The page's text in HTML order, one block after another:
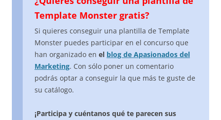
Template Monster gratis?
Si quieres conseguir una plantilla de Template
Monster puedes participar en el concurso que
han organizado en el blog de Apasionados del
Marketing. Con sólo poner un comentario
podrás optar a conseguir la que más te guste de
su catálogo.
¡Participa y cuéntanos qué te parecen sus